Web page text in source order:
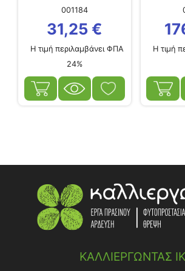
001184
31,25 €
Η τιμή περιλαμβάνει ΦΠΑ
24%
ΟΣ
Η τιμή
ΚΑΛΛΙΕΡΓΩΝΤΑΣ